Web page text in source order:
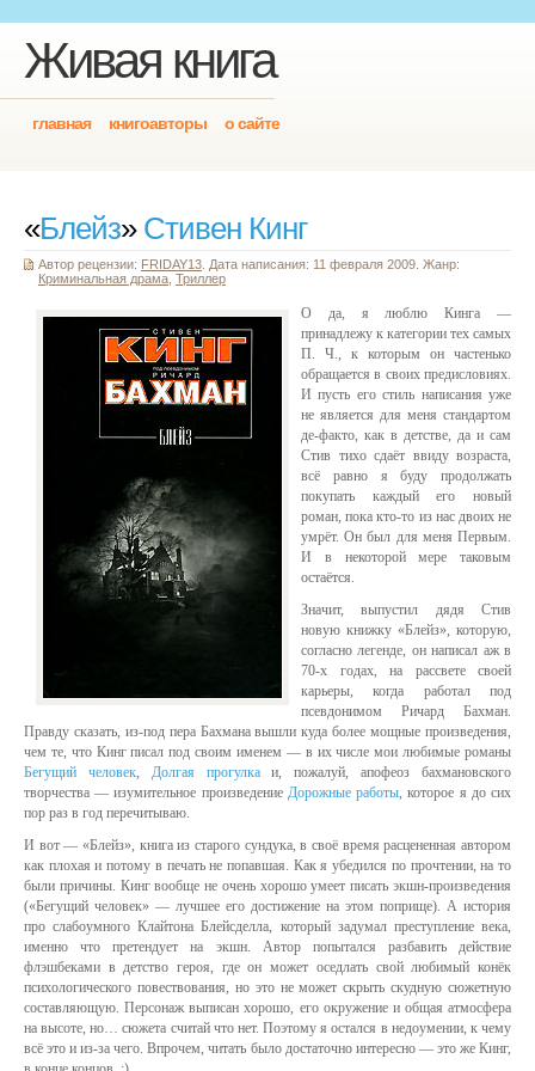
Живая книга
главная книгоавторы о сайте
«Блейз» Стивен Кинг
Автор рецензии: FRIDAY13 . Дата написания: 11 февраля 2009. Жанр:
Криминальная драма Триллер
О да, я люблю Кинга —
принадлежу к категории тех самых
П. Ч., к которым он частенько
обращается в своих предисловиях.
И пусть его стиль написания уже
не является для меня стандартом
де-факто, как в детстве, да и сам
Стив тихо сдаёт ввиду возраста,
всё равно я буду продолжать
покупать каждый его новый
роман, пока кто-то из нас двоих не
умрёт. Он был для меня Первым.
И в некоторой мере таковым
остаётся.
Значит, выпустил дядя Стив
новую книжку «Блейз», которую,
согласно легенде, он написал аж в
70-х годах, на рассвете своей
карьеры, когда работал под
псевдонимом Ричард Бахман.
Правду сказать, из-под пера Бахмана вышли куда более мощные произведения,
чем те, что Кинг писал под своим именем — в их числе мои любимые романы
Бегущий человек, Долгая прогулкаи, пожалуй, апофеоз бахмановского
творчества — изумительное произведение Дорожные работы, которое я до сих
пор раз в год перечитываю.
И вот — «Блейз», книга из старого сундука, в своё время расцененная автором
как плохая и потому в печать не попавшая. Как я убедился по прочтении, на то
были причины. Кинг вообще не очень хорошо умеет писать экшн-произведения
(«Бегущий человек» — лучшее его достижение на этом поприще). А история
про слабоумного Клайтона Блейсделла, который задумал преступление века,
именно что претендует на экшн. Автор попытался разбавить действие
флэшбеками в детство героя, где он может оседлать свой любимый конёк
психологического повествования, но это не может скрыть скудную сюжетную
составляющую. Персонаж выписан хорошо, его окружение и общая атмосфера
на высоте, но… сюжета считай что нет. Поэтому я остался в недоумении, к чему
всё это и из-за чего. Впрочем, читать было достаточно интересно — это же Кинг,